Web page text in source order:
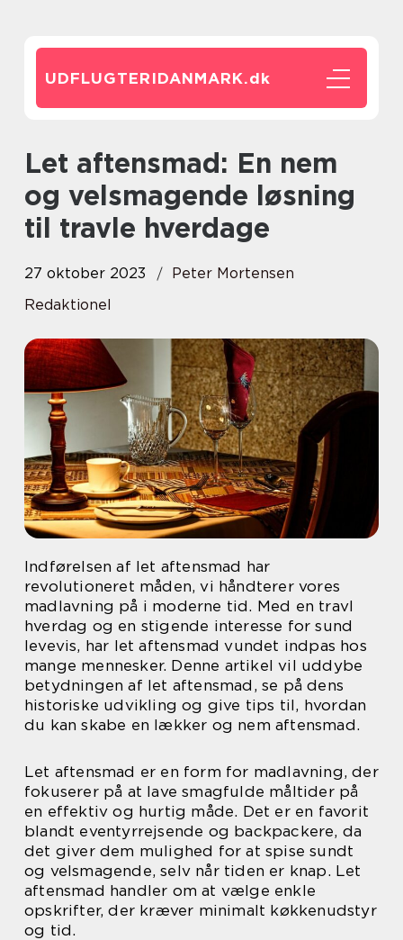
UDFLUGTERIDANMARK.dk
Let aftensmad: En nem
og velsmagende løsning
til travle hverdage
27 oktober 2023
Peter Mortensen
Redaktionel
Indførelsen af let aftensmad har
revolutioneret måden, vi håndterer vores
madlavning på i moderne tid. Med en travl
hverdag og en stigende interesse for sund
levevis, har let aftensmad vundet indpas hos
mange mennesker. Denne artikel vil uddybe
betydningen af let aftensmad, se på dens
historiske udvikling og give tips til, hvordan
du kan skabe en lækker og nem aftensmad.
Let aftensmad er en form for madlavning, der
fokuserer på at lave smagfulde måltider på
en effektiv og hurtig måde. Det er en favorit
blandt eventyrrejsende og backpackere, da
det giver dem mulighed for at spise sundt
og velsmagende, selv når tiden er knap. Let
aftensmad handler om at vælge enkle
opskrifter, der kræver minimalt køkkenudstyr
og tid.